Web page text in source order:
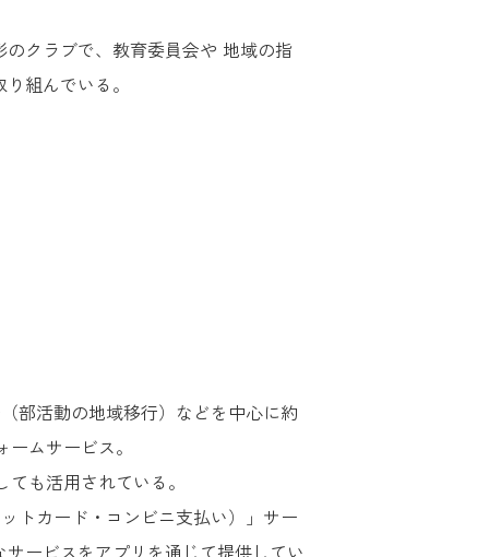
クラブで、教育委員会や 地域の指
組んでいる。
部活動の地域移行）などを中心に約
ムサービス。
も活用されている。
トカード・コンビニ支払い）」サー